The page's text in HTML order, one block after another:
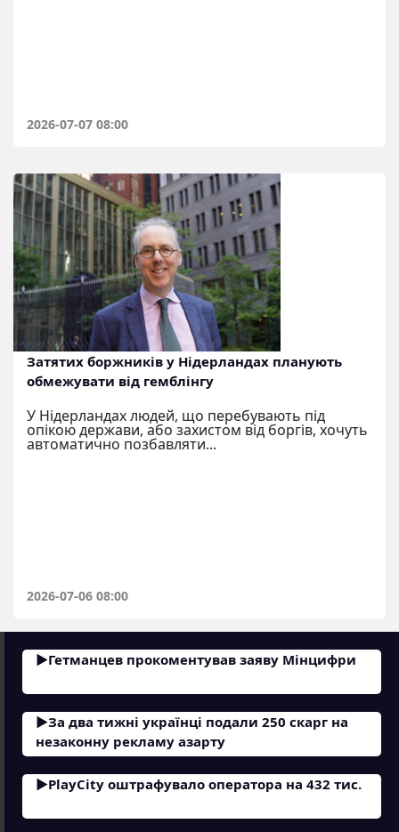
2026-07-07 08:00
Затятих боржників у Нідерландах планують
обмежувати від гемблінгу
У Нідерландах людей, що перебувають під
опікою держави, або захистом від боргів, хочуть
автоматично позбавляти...
2026-07-06 08:00
Гетманцев прокоментував заяву Мінцифри
За два тижні українці подали 250 скарг на
незаконну рекламу азарту
PlayCity оштрафувало оператора на 432 тис.